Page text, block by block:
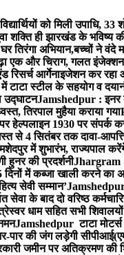
को मिली उपाधि, 33
शक्ति ही झारखंड के भविष्य
तिरंगा अभियान,बच्चों ने वंदे
एक और चिराग, गलत
रिसर्च आर्गेनाइजेशन कर
टाटा स्टील के सहयोग व
उद्घाटनJamshedpur :
तिरपाल मुहैया कराया गया
हेल्पलाइन 1930 पर संपर्क
से 4 सितंबर तक दावा-
में शुभारंभ, राज्यपाल
हुनर की प्रदर्शनीJhargram
में कब्जा खाली करने का
सेवी सम्मान’Jamshedpur
के बाद दो वरिष्ठ
धाम सहित सभी
Jamshedpur टाटा
पार की जंग लड़ेगी
जमीन पर अतिक्रमण